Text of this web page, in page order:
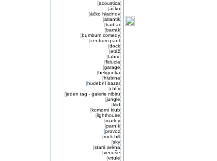
[acoustica]
[áčko]
[áčko hladnov]
[atlantik]
[barbar]
[barrák]
[bumbum comedy]
[centrum pant]
[dock]
[etáž]
[fabric]
[fiducia]
[garage]
[heligonka]
[hlubina]
[hudební bazar]
[chlív]
[jeden tag - galerie nibiru]
[jungle]
[klid]
[komorní klub]
[lighthouse]
[marley]
[parník]
[provoz]
[rock hill]
[sky]
[stará aréna]
[venuše]
[vrtule]